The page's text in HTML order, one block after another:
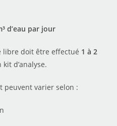
d’eau par jour
libre doit être effectué 1 à 2
kit d’analyse.
peuvent varier selon :